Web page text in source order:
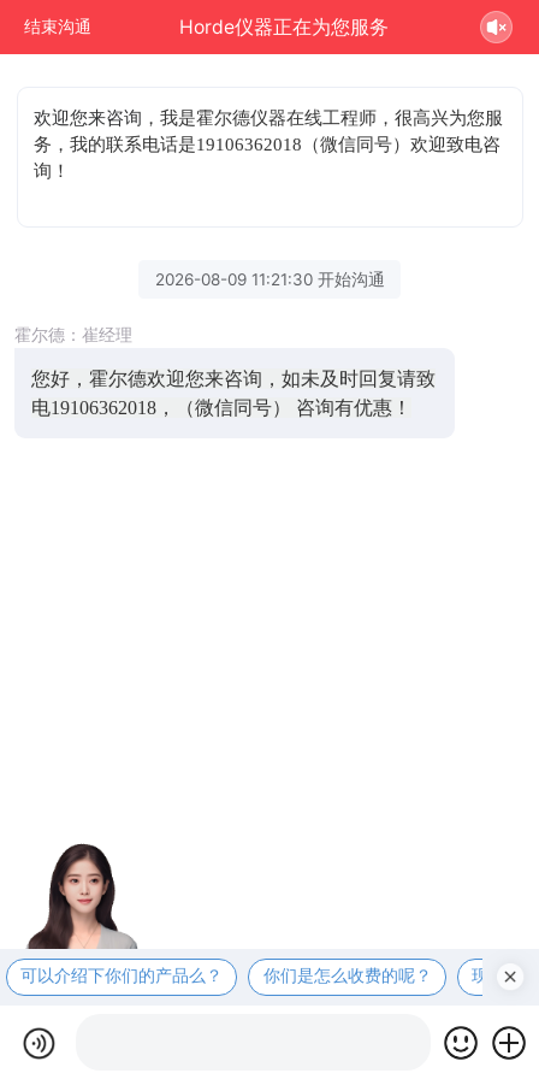
结束沟通 Horde仪器正在为您服务
欢迎您来咨询 ，我是霍尔德仪器在线工程师，很高兴为您服
务，我的联系电话是19106362018（微信同号）欢迎致电咨
询！
2026-08-09 11:21:30 开始沟通
霍尔德：崔经理
您好，霍尔德欢迎您来咨询，如未及时回复请致
电19106362018，（微信同号） 咨询有优惠！
可以介绍下你们的产品么？ 你们是怎么收费的呢？ 现在有